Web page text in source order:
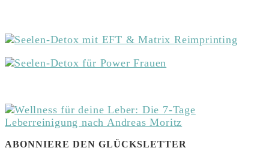
ABONNIERE DEN GLÜCKSLETTER